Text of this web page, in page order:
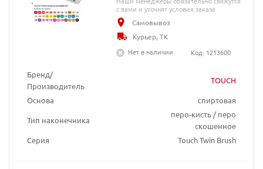
Бренд/
Производитель
TOUCH
Основа
спиртовая
Тип наконечника
перо-кисть / перо
скошенное
Серия
Touch Twin Brush
с вами и уточнят условия заказа
Самовывоз
Курьер, ТК
Нет в наличии
Код: 1213600